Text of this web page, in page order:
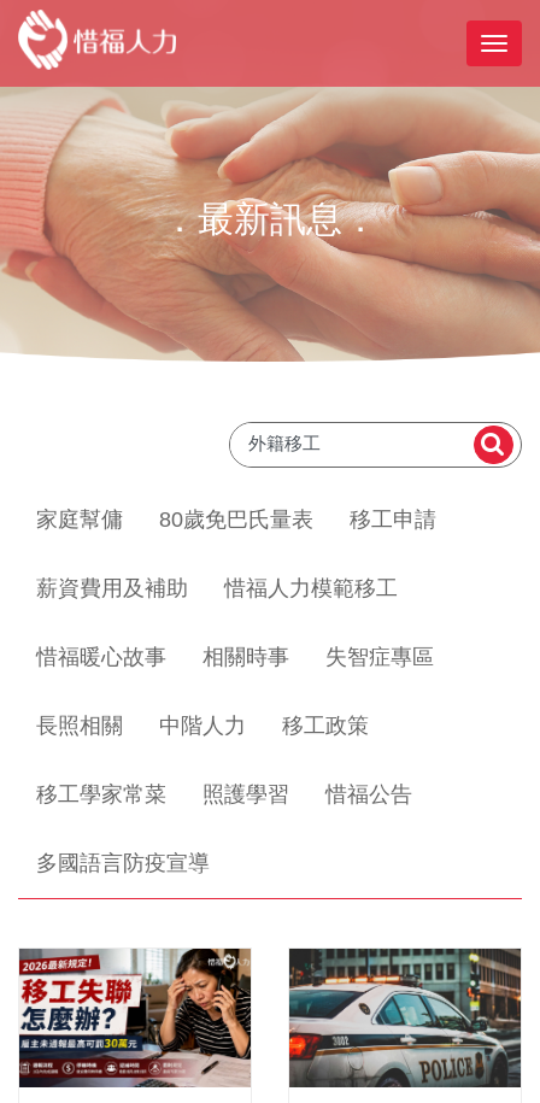
．最新訊息．
家庭幫傭 80歲免巴氏量表 移工申請
薪資費用及補助 惜福人力模範移工
惜福暖心故事 相關時事 失智症專區
長照相關 中階人力 移工政策
移工學家常菜 照護學習 惜福公告
多國語言防疫宣導